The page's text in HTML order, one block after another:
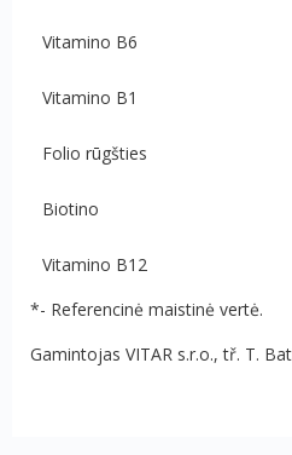
Vitamino B6
Vitamino B1
Folio rūgšties
Biotino
Vitamino B12
*- Referencinė maistinė vertė.
Gamintojas VITAR s.r.o., tř. T.